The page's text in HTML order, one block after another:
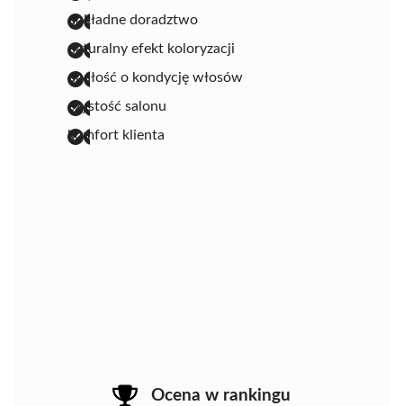
dokładne doradztwo
naturalny efekt koloryzacji
dbałość o kondycję włosów
czystość salonu
komfort klienta
Ocena w rankingu